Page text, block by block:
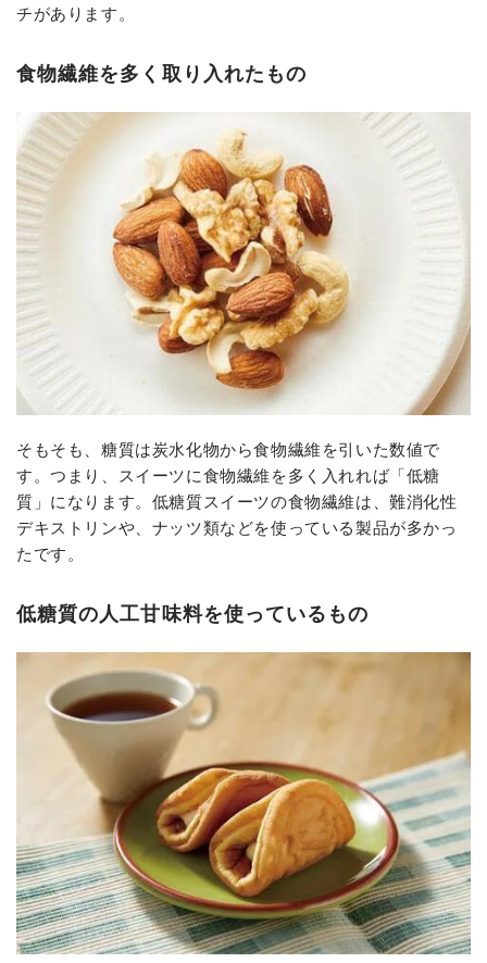
チがあります。
食物繊維を多く取り入れたもの
そもそも、糖質は炭水化物から食物繊維を引いた数値で
す。つまり、スイーツに食物繊維を多く入れれば「低糖
質」になります。低糖質スイーツの食物繊維は、難消化性
デキストリンや、ナッツ類などを使っている製品が多かっ
たです。
低糖質の人工甘味料を使っているもの